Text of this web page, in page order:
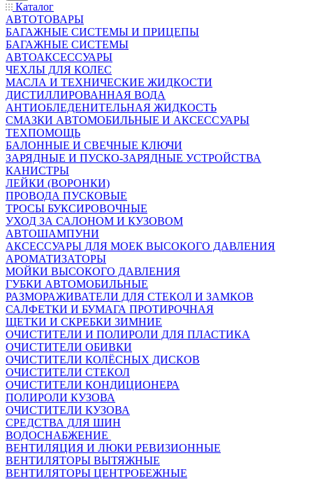
Каталог
АВТОТОВАРЫ
БАГАЖНЫЕ СИСТЕМЫ И ПРИЦЕПЫ
БАГАЖНЫЕ СИСТЕМЫ
АВТОАКСЕССУАРЫ
ЧЕХЛЫ ДЛЯ КОЛЕС
МАСЛА И ТЕХНИЧЕСКИЕ ЖИДКОСТИ
ДИСТИЛЛИРОВАННАЯ ВОДА
АНТИОБЛЕДЕНИТЕЛЬНАЯ ЖИДКОСТЬ
СМАЗКИ АВТОМОБИЛЬНЫЕ И АКСЕССУАРЫ
ТЕХПОМОЩЬ
БАЛОННЫЕ И СВЕЧНЫЕ КЛЮЧИ
ЗАРЯДНЫЕ И ПУСКО-ЗАРЯДНЫЕ УСТРОЙСТВА
КАНИСТРЫ
ЛЕЙКИ (ВОРОНКИ)
ПРОВОДА ПУСКОВЫЕ
ТРОСЫ БУКСИРОВОЧНЫЕ
УХОД ЗА САЛОНОМ И КУЗОВОМ
АВТОШАМПУНИ
АКСЕССУАРЫ ДЛЯ МОЕК ВЫСОКОГО ДАВЛЕНИЯ
АРОМАТИЗАТОРЫ
МОЙКИ ВЫСОКОГО ДАВЛЕНИЯ
ГУБКИ АВТОМОБИЛЬНЫЕ
РАЗМОРАЖИВАТЕЛИ ДЛЯ СТЕКОЛ И ЗАМКОВ
САЛФЕТКИ И БУМАГА ПРОТИРОЧНАЯ
ЩЕТКИ И СКРЕБКИ ЗИМНИЕ
ОЧИСТИТЕЛИ И ПОЛИРОЛИ ДЛЯ ПЛАСТИКА
ОЧИСТИТЕЛИ ОБИВКИ
ОЧИСТИТЕЛИ КОЛЁСНЫХ ДИСКОВ
ОЧИСТИТЕЛИ СТЕКОЛ
ОЧИСТИТЕЛИ КОНДИЦИОНЕРА
ПОЛИРОЛИ КУЗОВА
ОЧИСТИТЕЛИ КУЗОВА
СРЕДСТВА ДЛЯ ШИН
ВОДОСНАБЖЕНИЕ
ВЕНТИЛЯЦИЯ И ЛЮКИ РЕВИЗИОННЫЕ
ВЕНТИЛЯТОРЫ ВЫТЯЖНЫЕ
ВЕНТИЛЯТОРЫ ЦЕНТРОБЕЖНЫЕ